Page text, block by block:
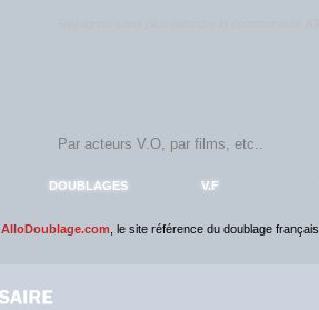
DOUBLAGES V.F
, le site référence du doublage français.